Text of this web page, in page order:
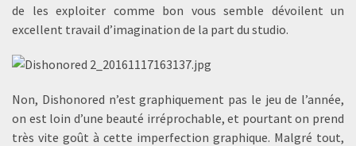
de les exploiter comme bon vous semble dévoilent un
excellent travail d’imagination de la part du studio.
Non, Dishonored n’est graphiquement pas le jeu de l’année,
on est loin d’une beauté irréprochable, et pourtant on prend
très vite goût à cette imperfection graphique. Malgré tout,